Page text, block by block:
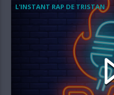
L'INSTANT RAP DE TRISTAN